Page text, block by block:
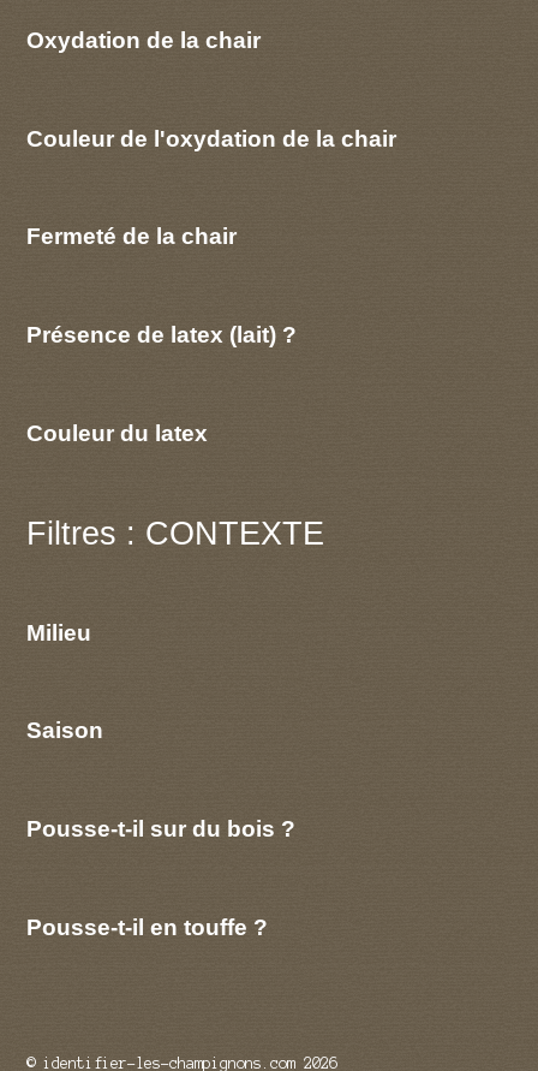
Oxydation de la chair
Couleur de l'oxydation de la chair
Fermeté de la chair
Présence de latex (lait) ?
Couleur du latex
Filtres : CONTEXTE
Milieu
Saison
Pousse-t-il sur du bois ?
Pousse-t-il en touffe ?
© identifier-les-champignons.com 2026